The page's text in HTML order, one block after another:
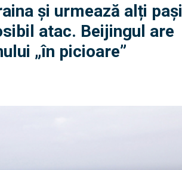
și urmează alți pași
atac. Beijingul are
„în picioare”